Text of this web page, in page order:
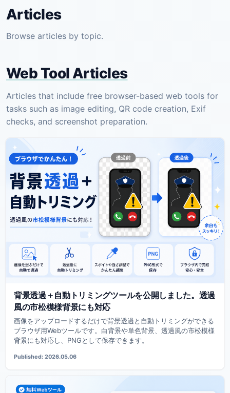
Articles
Browse articles by topic.
Web Tool Articles
Articles that include free browser-based web tools for
tasks such as image editing, QR code creation, Exif
checks, and screenshot preparation.
背景透過＋自動トリミングツールを公開しました。透過
風の市松模様背景にも対応
画像をアップロードするだけで背景透過と自動トリミングができる
ブラウザ用Webツールです。白背景や単色背景、透過風の市松模様
背景にも対応し、PNGとして保存できます。
Published: 2026.05.06